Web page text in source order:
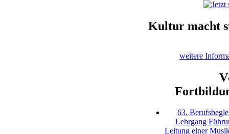
Kultur macht
weitere
63.
Lehrgang
Leitung einer